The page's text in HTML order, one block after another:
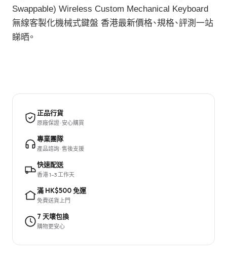
Swappable) Wireless Custom Mechanical Keyboard
無線客製化機械式鍵盤 香港最新價格、規格、評測一站
睇晒。
正品行貨
原廠保證 · 安心購買
專業團隊
產品諮詢 · 售後支援
快速配送
香港 1–3 工作天
滿 HK$500 免運
免費送貨上門
7 天壞包換
購物更安心